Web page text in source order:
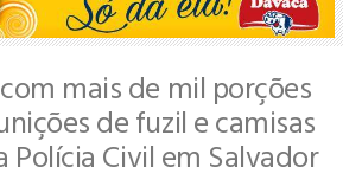
mais de mil porções
de fuzil e camisas
Polícia Civil em Salvador